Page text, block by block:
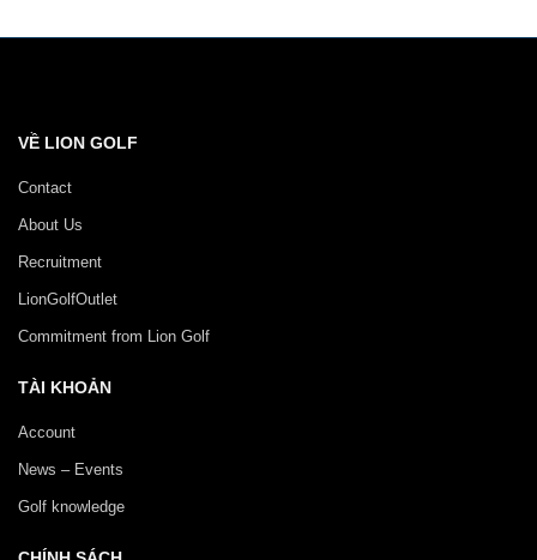
VỀ LION GOLF
Contact
About Us
Recruitment
LionGolfOutlet
Commitment from Lion Golf
TÀI KHOẢN
Account
News – Events
Golf knowledge